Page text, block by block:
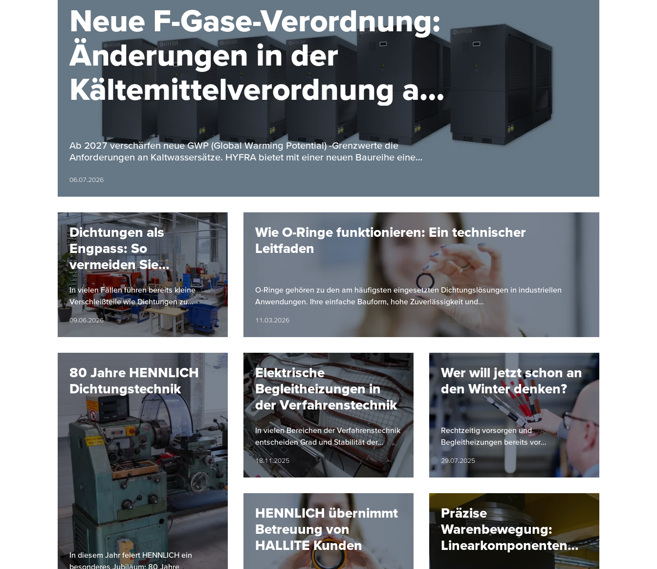
Neue F-Gase-Verordnung:
Änderungen in der
Kältemittelverordnung ab
Ab 2027 verschärfen neue GWP (Global Warming Potential) -Grenzwerte die
Anforderungen an Kaltwassersätze. HYFRA bietet mit einer neuen Baureihe eine…
06.07.2026
Dichtungen als
Engpass: So
vermeiden Sie
Anlagenstillstände
In vielen Fällen führen bereits kleine
Verschleißteile wie Dichtungen zu
ungeplanten Anlagestillständen. Dies
kann erhebliche Auswirkungen auf die…
09.06.2026
Wie O-Ringe funktionieren: Ein technischer
Leitfaden
O-Ringe gehören zu den am häufigsten eingesetzten Dichtungslösungen in industriellen
Anwendungen. Ihre einfache Bauform, hohe Zuverlässigkeit und…
11.03.2026
80 Jahre HENNLICH
Dichtungstechnik
In diesem Jahr feiert HENNLICH ein
besonderes Jubiläum: 80 Jahre
Elektrische
Begleitheizungen in
der Verfahrenstechnik
In vielen Bereichen der Verfahrenstechnik
entscheiden Grad und Stabilität der
Temperatur maßgeblich über Qualität und
Sicherheit von…
18.11.2025
Wer will jetzt schon an
den Winter denken?
Rechtzeitig vorsorgen und
Begleitheizungen bereits vor
Wintereinbruch installieren.
29.07.2025
HENNLICH übernimmt
Betreuung von
HALLITE Kunden
Präzise
Warenbewegung:
Linearkomponenten
für Elektrotragbahnen